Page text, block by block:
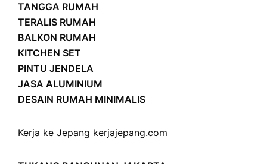
TANGGA RUMAH
TERALIS RUMAH
BALKON RUMAH
KITCHEN SET
PINTU JENDELA
JASA ALUMINIUM
DESAIN RUMAH MINIMALIS
Kerja ke Jepang kerjajepang.com